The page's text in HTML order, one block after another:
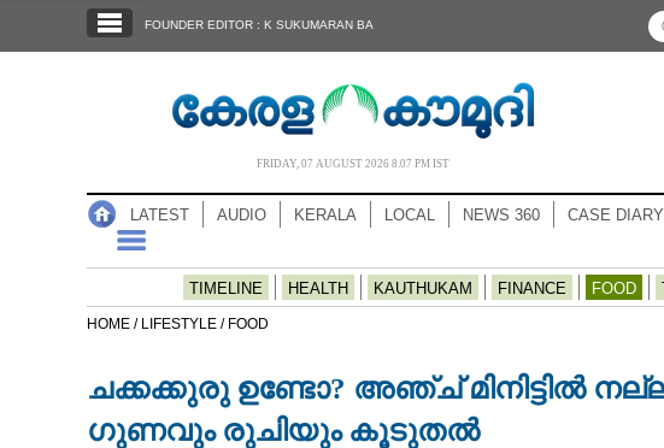
NOTIFIED NEWS
NEWS 360
FOUNDER EDITOR : K SUKUMARAN BA
FRIDAY, 07 AUGUST 2026 8.07 PM IST
LATEST AUDIO KERALA LOCAL NEWS 360 CASE DIARY
TIMELINE HEALTH KAUTHUKAM FINANCE FOOD
HOME / LIFESTYLE / FOOD
ചക്കക്കുരു ഉണ്ടോ? അഞ്ച് മിനിട്ടിൽ
ഗുണവും രുചിയും കൂടുതൽ